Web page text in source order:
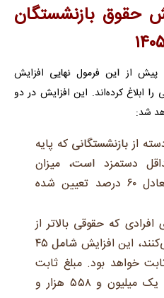
حقوق بازنشستگان
از این فرمول نهایی افزایش
ابلاغ کرده‌اند. این افزایش در دو
شد:
از بازنشستگانی که پایه
دستمزد است، میزان
افزایش اصل مستمری معادل ۶۰ درصد تعیین شده
افرادی که حقوقی بالاتر از
حداقل دستمزد دریافت می‌کنند، این افزایش شامل ۴۵
خواهد بود. مبلغ ثابت
تعیین‌شده برای این گروه یک میلیون و ۵۵۸ هزار و